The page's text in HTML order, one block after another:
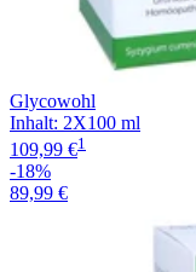
Glycowohl
Inhalt: 2X100 ml
109,99 €1
-18%
89,99 €